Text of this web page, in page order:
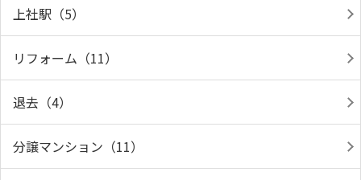
上社駅（5）
リフォーム（11）
退去（4）
分譲マンション（11）